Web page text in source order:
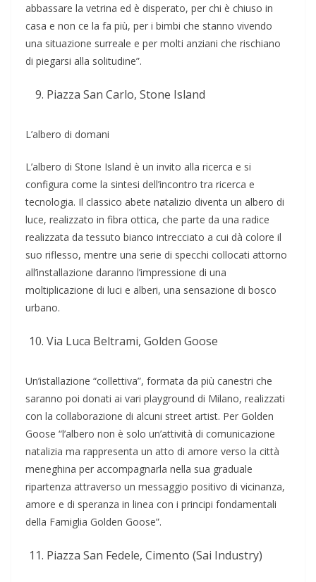
abbassare la vetrina ed è disperato, per chi è chiuso in
casa e non ce la fa più, per i bimbi che stanno vivendo
una situazione surreale e per molti anziani che rischiano
di piegarsi alla solitudine”.
Piazza San Carlo, Stone Island
L’albero di domani
L’albero di Stone Island è un invito alla ricerca e si
configura come la sintesi dell’incontro tra ricerca e
tecnologia. Il classico abete natalizio diventa un albero di
luce, realizzato in fibra ottica, che parte da una radice
realizzata da tessuto bianco intrecciato a cui dà colore il
suo riflesso, mentre una serie di specchi collocati attorno
all’installazione daranno l’impressione di una
moltiplicazione di luci e alberi, una sensazione di bosco
urbano.
Via Luca Beltrami, Golden Goose
Un’istallazione “collettiva”, formata da più canestri che
saranno poi donati ai vari playground di Milano, realizzati
con la collaborazione di alcuni street artist. Per Golden
Goose “l’albero non è solo un’attività di comunicazione
natalizia ma rappresenta un atto di amore verso la città
meneghina per accompagnarla nella sua graduale
ripartenza attraverso un messaggio positivo di vicinanza,
amore e di speranza in linea con i principi fondamentali
della Famiglia Golden Goose”.
Piazza San Fedele, Cimento (Sai Industry)